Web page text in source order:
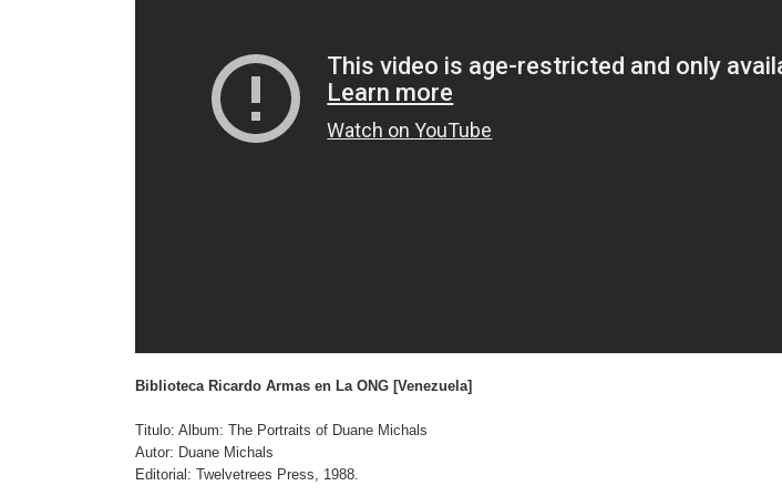
Biblioteca Ricardo Armas en La ONG [Venezuela]
Titulo: Album: The Portraits of Duane Michals
Autor: Duane Michals
Editorial: Twelvetrees Press, 1988.